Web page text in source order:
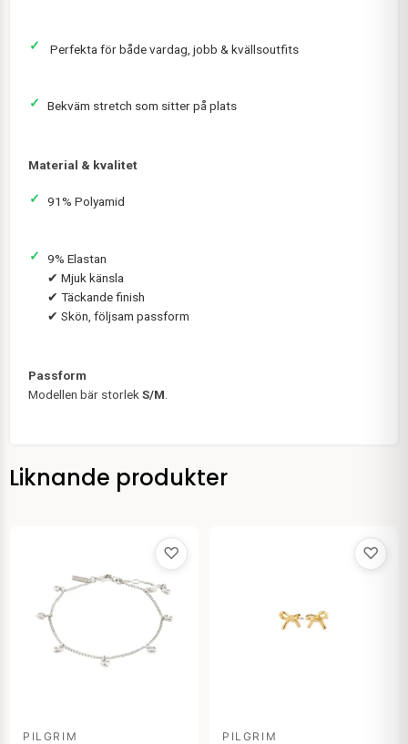
️ Perfekta för både vardag, jobb & kvällsoutfits
Bekväm stretch som sitter på plats
Material & kvalitet
91% Polyamid
9% Elastan
✔ Mjuk känsla
✔ Täckande finish
✔ Skön, följsam passform
Passform
Modellen bär storlekS/M.
Liknande produkter
♡
PILGRIM
♡
PILGRIM